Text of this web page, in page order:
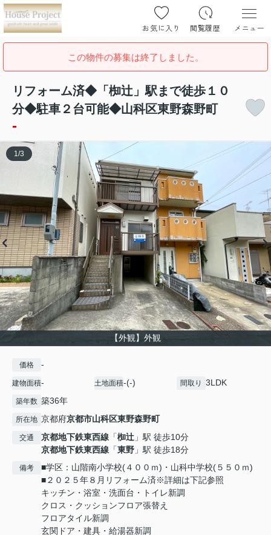
お気に入り 閲覧履歴 メニュー
この物件の募集は終了しました。
リフォーム済◆「椥辻」駅まで徒歩１０
分◆駐車２台可能◆山科区東野森野町
-
【外観】外観
1 /3
価格 -
建物面積- 土地面積-(-) 間取り 3LDK
築年数 築36年
所在地 京都府京都市山科区東野森野町
交通 京都地下鉄東西線 「椥辻 」駅 徒歩10分
京都地下鉄東西線 「東野 」駅 徒歩18分
備考
■学区：山階南小学校(４００ｍ)・山科中学校(５５０ｍ)
■２０２５年８月リフォーム済※詳細は下記参照
キッチン・浴室・洗面台・トイレ新調
クロス・クッションフロア張替え
フロアタイル新調
玄関ドア・建具・給湯器新調